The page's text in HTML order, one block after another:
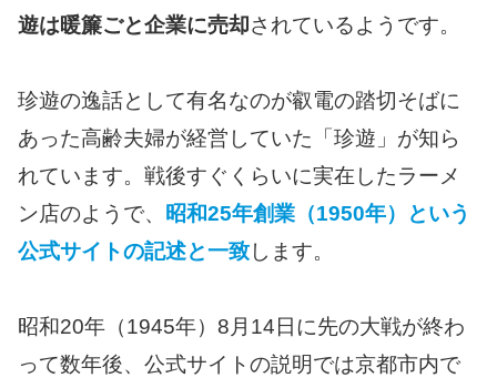
遊は暖簾ごと企業に売却されているようです。
珍遊の逸話として有名なのが叡電の踏切そばに
あった高齢夫婦が経営していた「珍遊」が知ら
れています。戦後すぐくらいに実在したラーメ
ン店のようで、
昭和25年創業（1950年）という
公式サイトの記述と一致します。
昭和20年（1945年）8月14日に先の大戦が終わ
って数年後、公式サイトの説明では京都市内で